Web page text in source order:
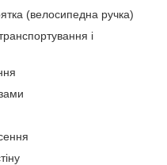
(велосипедна ручка)
і